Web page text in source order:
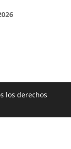
los derechos